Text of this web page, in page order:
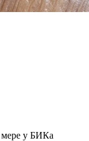
мере у БИКа